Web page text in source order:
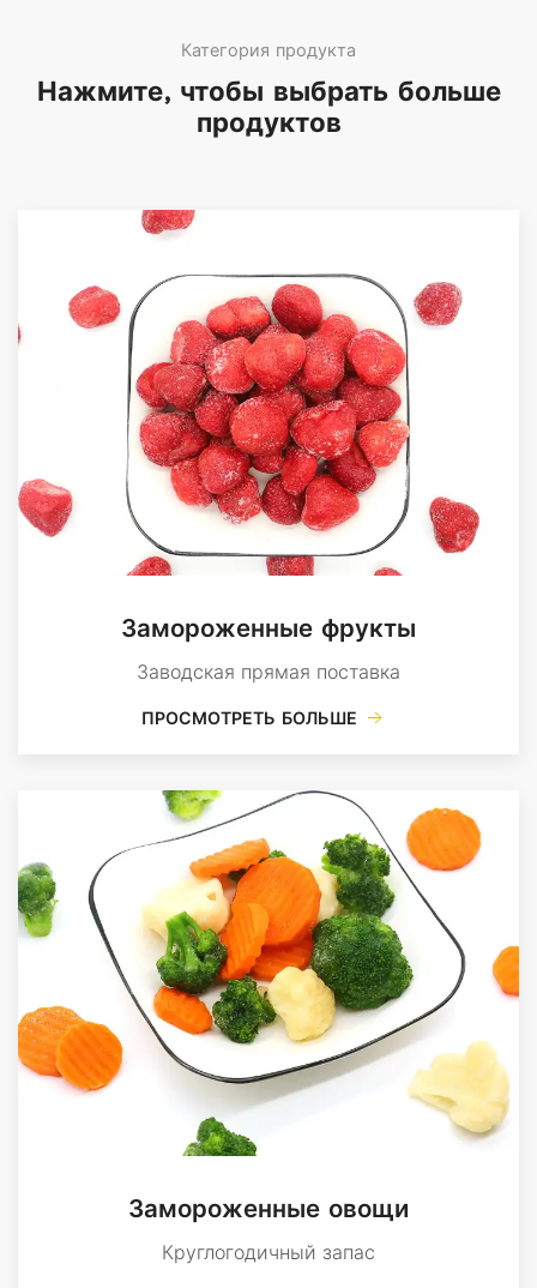
Категория продукта
Нажмите, чтобы выбрать больше
продуктов
Замороженные фрукты
Заводская прямая поставка
ПРОСМОТРЕТЬ БОЛЬШЕ
Замороженные овощи
Круглогодичный запас